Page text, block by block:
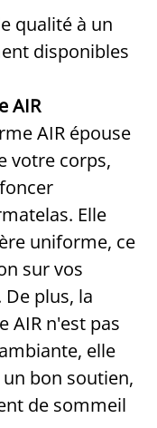
qualité à un
disponibles
AIR
AIR épouse
votre corps,
Elle
uniforme, ce
sur vos
plus, la
AIR n'est pas
elle
bon soutien,
de sommeil